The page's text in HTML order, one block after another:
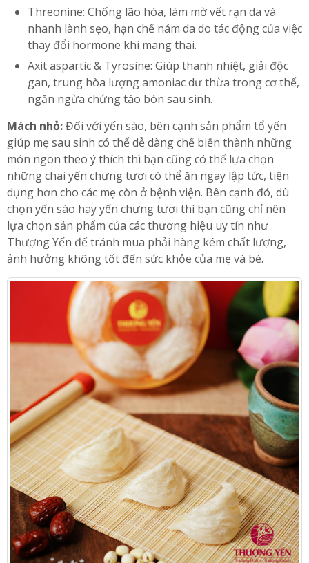
Threonine: Chống lão hóa, làm mờ vết rạn da và
nhanh lành sẹo, hạn chế nám da do tác động của việc
thay đổi hormone khi mang thai.
Axit aspartic & Tyrosine: Giúp thanh nhiệt, giải độc
gan, trung hòa lượng amoniac dư thừa trong cơ thể,
ngăn ngừa chứng táo bón sau sinh.
Mách nhỏ:Đối với yến sào, bên cạnh sản phẩm tổ yến
giúp mẹ sau sinh có thể dễ dàng chế biến thành những
món ngon theo ý thích thì bạn cũng có thể lựa chọn
những chai yến chưng tươi có thể ăn ngay lập tức, tiện
dụng hơn cho các mẹ còn ở bệnh viện. Bên cạnh đó, dù
chọn yến sào hay yến chưng tươi thì bạn cũng chỉ nên
lựa chọn sản phẩm của các thương hiệu uy tín như
Thượng Yến để tránh mua phải hàng kém chất lượng,
ảnh hưởng không tốt đến sức khỏe của mẹ và bé.